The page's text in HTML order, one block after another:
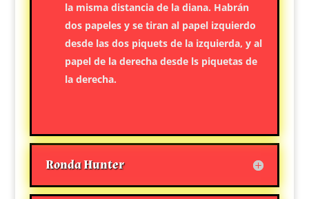
la misma distancia de la diana. Habrán
dos papeles y se tiran al papel izquierdo
desde las dos piquets de la izquierda, y al
papel de la derecha desde ls piquetas de
la derecha.
Ronda Hunter